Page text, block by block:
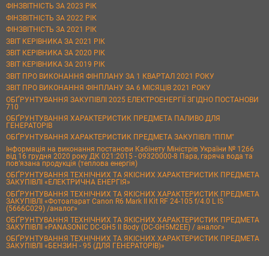
ФІНЗВІТНІСТЬ ЗА 2023 РІК
ФІНЗВІТНІСТЬ ЗА 2022 РІК
ФІНЗВІТНІСТЬ ЗА 2021 РІК
ЗВІТ КЕРІВНИКА ЗА 2021 РІК
ЗВІТ КЕРІВНИКА ЗА 2020 РІК
ЗВІТ КЕРІВНИКА ЗА 2019 РІК
ЗВІТ ПРО ВИКОНАННЯ ФІНПЛАНУ ЗА 1 КВАРТАЛ 2021 РОКУ
ЗВІТ ПРО ВИКОНАННЯ ФІНПЛАНУ ЗА 6 МІСЯЦІВ 2021 РОКУ
ОБҐРУНТУВАННЯ ЗАКУПІВЛІ 2025 ЕЛЕКТРОЕНЕРГІЇ ЗГІДНО ПОСТАНОВИ
710
ОБҐРУНТУВАННЯ ХАРАКТЕРИСТИК ПРЕДМЕТА ПАЛИВО ДЛЯ
ГЕНЕРАТОРІВ
ОБҐРУНТУВАННЯ ХАРАКТЕРИСТИК ПРЕДМЕТА ЗАКУПІВЛІ "ППМ"
Інформація на виконання постанови Кабінету Міністрів України № 1266
від 16 грудня 2020 року ДК 021:2015 - 09320000-8 Пара, гаряча вода та
пов’язана продукція (теплова енергія)
ОБҐРУНТУВАННЯ ТЕХНІЧНИХ ТА ЯКІСНИХ ХАРАКТЕРИСТИК ПРЕДМЕТА
ЗАКУПІВЛІ «ЕЛЕКТРИЧНА ЕНЕРГІЯ»
ОБҐРУНТУВАННЯ ТЕХНІЧНИХ ТА ЯКІСНИХ ХАРАКТЕРИСТИК ПРЕДМЕТА
ЗАКУПІВЛІ «Фотоапарат Canon R6 Mark II Kit RF 24-105 f/4.0 L IS
(5666C029) /аналог»
ОБҐРУНТУВАННЯ ТЕХНІЧНИХ ТА ЯКІСНИХ ХАРАКТЕРИСТИК ПРЕДМЕТА
ЗАКУПІВЛІ «PANASONIC DC-GH5 II Body (DC-GH5M2EE) / аналог»
ОБҐРУНТУВАННЯ ТЕХНІЧНИХ ТА ЯКІСНИХ ХАРАКТЕРИСТИК ПРЕДМЕТА
ЗАКУПІВЛІ «БЕНЗИН - 95 (ДЛЯ ГЕНЕРАТОРІВ)»